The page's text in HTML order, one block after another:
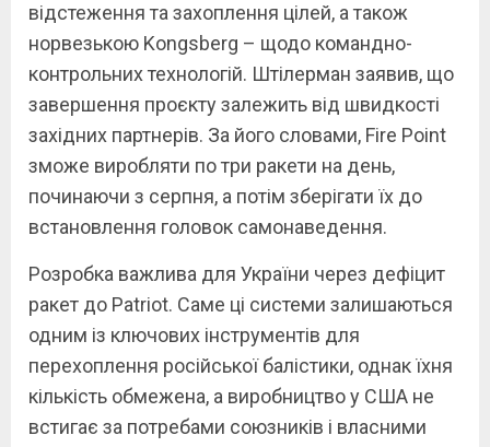
відстеження та захоплення цілей, а також
норвезькою Kongsberg – щодо командно-
контрольних технологій. Штілерман заявив, що
завершення проєкту залежить від швидкості
західних партнерів. За його словами, Fire Point
зможе виробляти по три ракети на день,
починаючи з серпня, а потім зберігати їх до
встановлення головок самонаведення.
Розробка важлива для України через дефіцит
ракет до Patriot. Саме ці системи залишаються
одним із ключових інструментів для
перехоплення російської балістики, однак їхня
кількість обмежена, а виробництво у США не
встигає за потребами союзників і власними